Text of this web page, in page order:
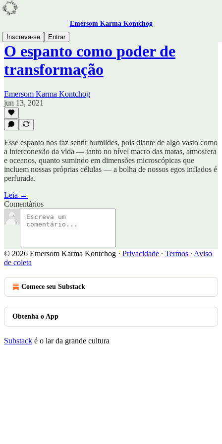
Emersom Karma Kontchog
Inscreva-se
Entrar
O espanto como poder de
transformação
Emersom Karma Kontchog
jun 13, 2021
Esse espanto nos faz sentir humildes, pois diante de algo vasto como
a interconexão da vida — tanto no nível macro das matas, atmosfera
e oceanos, quanto sumindo em dimensões microscópicas que
incluem nossas próprias células — a bolha de nossos egos inflados é
perfurada.
Leia →
Comentários
© 2026 Emersom Karma Kontchog · Privacidade ∙ Termos ∙ Aviso
de coleta
Comece seu Substack
Obtenha o App
Substack é o lar da grande cultura